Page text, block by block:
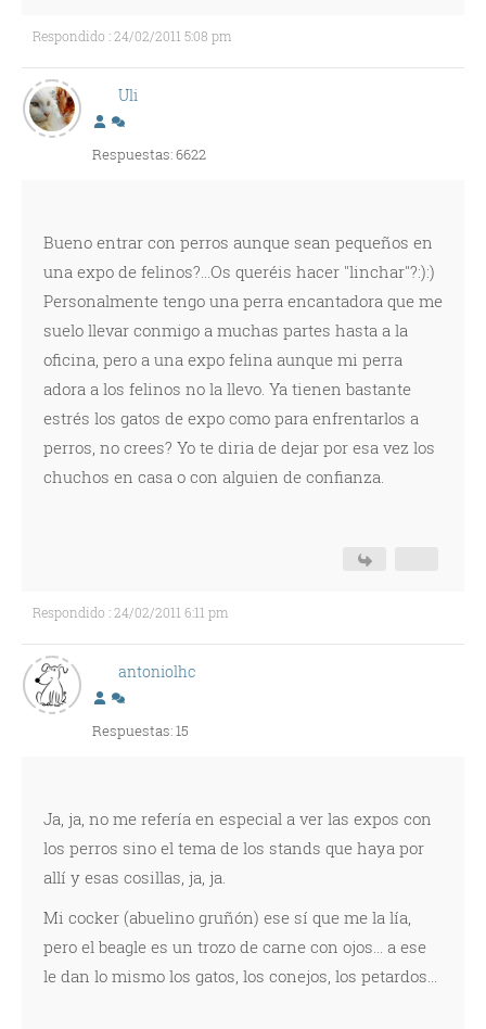
Respondido : 24/02/2011 5:08 pm
Uli
Respuestas: 6622
Bueno entrar con perros aunque sean pequeños en
una expo de felinos?...Os queréis hacer "linchar"?:):)
Personalmente tengo una perra encantadora que me
suelo llevar conmigo a muchas partes hasta a la
oficina, pero a una expo felina aunque mi perra
adora a los felinos no la llevo. Ya tienen bastante
estrés los gatos de expo como para enfrentarlos a
perros, no crees? Yo te diria de dejar por esa vez los
chuchos en casa o con alguien de confianza.
Respondido : 24/02/2011 6:11 pm
antoniolhc
Respuestas: 15
Ja, ja, no me refería en especial a ver las expos con
los perros sino el tema de los stands que haya por
allí y esas cosillas, ja, ja.
Mi cocker (abuelino gruñón) ese sí que me la lía,
pero el beagle es un trozo de carne con ojos... a ese
le dan lo mismo los gatos, los conejos, los petardos...